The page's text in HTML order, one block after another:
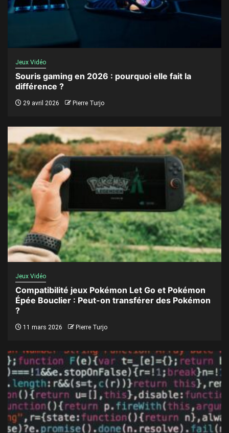
Jeux Vidéo
Souris gaming en 2026 : pourquoi elle fait la
différence ?
29 avril 2026 Pierre Turjo
Jeux Vidéo
Compatibilité jeux Pokémon Let Go et Pokémon
Épée Bouclier : Peut-on transférer des Pokémon
?
11 mars 2026 Pierre Turjo